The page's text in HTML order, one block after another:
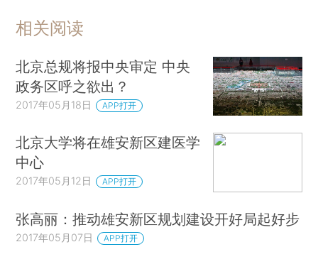
相关阅读
北京总规将报中央审定 中央
政务区呼之欲出？
2017年05月18日 APP打开
北京大学将在雄安新区建医学
中心
2017年05月12日 APP打开
张高丽：推动雄安新区规划建设开好局起好步
2017年05月07日 APP打开